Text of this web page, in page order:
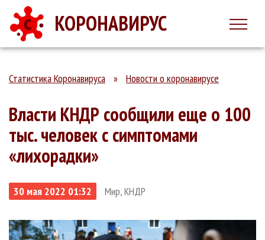
КОРОНАВИРУС
Статистика Коронавируса » Новости о коронавирусе
Власти КНДР сообщили еще о 100
тыс. человек с симптомами
«лихорадки»
30 мая 2022 01:32 Мир, КНДР